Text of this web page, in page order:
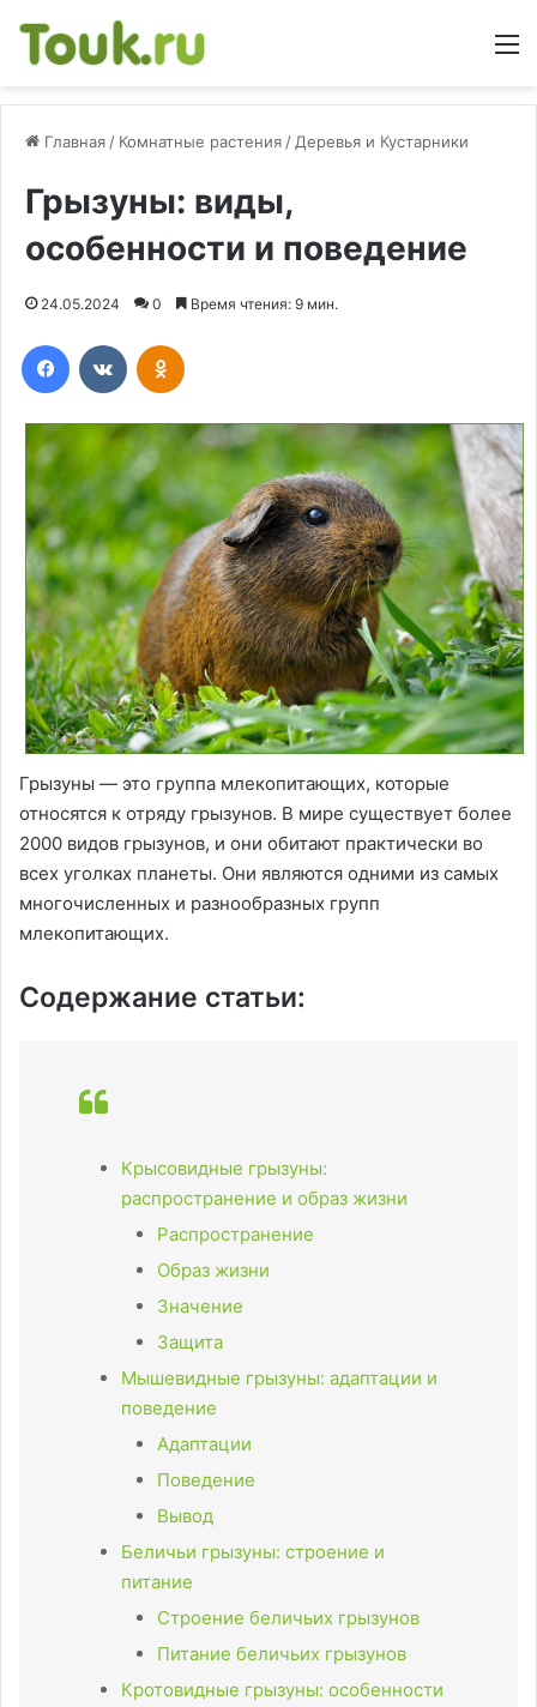
Главная / Комнатные растения / Деревья и Кустарники
Грызуны: виды,
особенности и поведение
24.05.2024 0 Время чтения: 9 мин.
Грызуны — это группа млекопитающих, которые
относятся к отряду грызунов. В мире существует более
2000 видов грызунов, и они обитают практически во
всех уголках планеты. Они являются одними из самых
многочисленных и разнообразных групп
млекопитающих.
Содержание статьи:
Крысовидные грызуны:
распространение и образ жизни
Распространение
Образ жизни
Значение
Защита
Мышевидные грызуны: адаптации и
поведение
Адаптации
Поведение
Вывод
Беличьи грызуны: строение и
питание
Строение беличьих грызунов
Питание беличьих грызунов
Кротовидные грызуны: особенности